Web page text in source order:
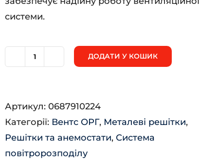
системи.
кількість
ДОДАТИ У КОШИК
Артикул: 0687910224
Категорії: Вентс ОРГ, Металеві решітки,
Решітки та анемостати, Система
повітророзподілу